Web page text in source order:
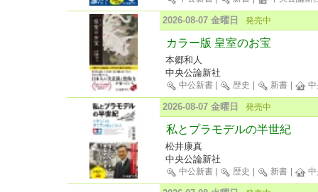
2026-08-07 金曜日 発売中
カラー版 皇室のお宝
本郷和人
中央公論新社
中公新書 歴史 新書 中
2026-08-07 金曜日 発売中
私とプラモデルの半世紀
松井康真
中央公論新社
中公新書 歴史 新書 中